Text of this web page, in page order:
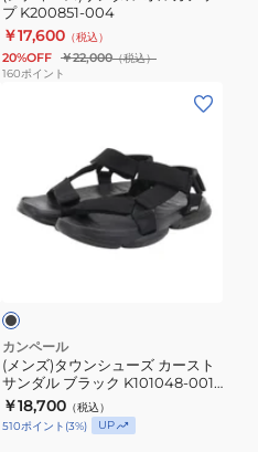
ガ
ア
ッ
プ K200851-004
￥17,600 （税込）
20%OFF ￥22,000（税込）
160ポイント
ウ
ー
ズ
カ
ー
ス
カンペール
(メンズ)タウンシューズ カースト
サンダル ブラック K101048-001
カジュアル シューズ サンダル
￥18,700 （税込）
510ポイント (3%) UP